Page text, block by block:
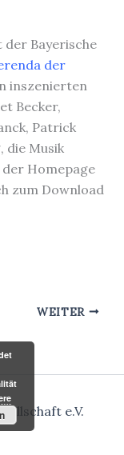
der Bayerische
der
inszenierten
Becker,
Patrick
die Musik
Homepage
zum Download
WEITER
e.V.